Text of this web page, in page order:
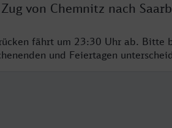
von Chemnitz nach
fährt um 23:30 Uhr ab. Bitte
und Feiertagen